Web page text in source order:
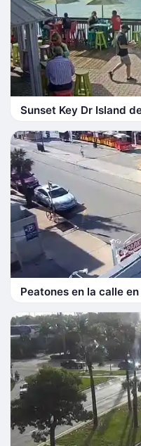
Sunset Key Dr Island
Peatones en la calle